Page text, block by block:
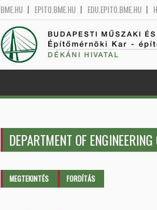
BME.HU EPITO.BME.HU EDU.EPITO.BME.HU
BUDAPESTI MŰSZAKI
Építőmérnöki Kar -
DÉKÁNI HIVATAL
DEPARTMENT OF
Elsődleges fülek
MEGTEKINTÉS (AKTÍVFORDÍTÁS